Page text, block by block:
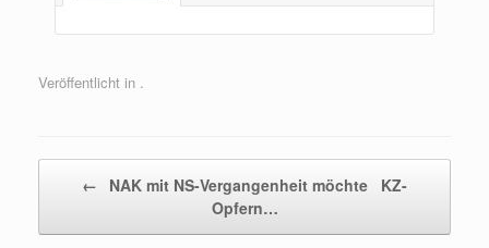
Veröffentlicht in .
←
NAK mit NS-Vergangenheit möchte KZ-
Opfern…